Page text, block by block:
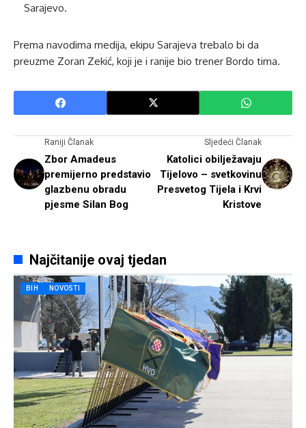
Sarajevo.
Prema navodima medija, ekipu Sarajeva trebalo bi da
preuzme Zoran Zekić, koji je i ranije bio trener Bordo tima.
Raniji Članak
Zbor Amadeus
premijerno predstavio
glazbenu obradu
pjesme Silan Bog
Sljedeći Članak
Katolici obilježavaju
Tijelovo – svetkovinu
Presvetog Tijela i Krvi
Kristove
Najčitanije ovaj tjedan
BIH NOVOSTI